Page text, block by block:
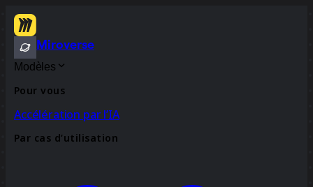
Miroverse
Modèles
Pour vous
Accélération par l’IA
Par cas d’utilisation